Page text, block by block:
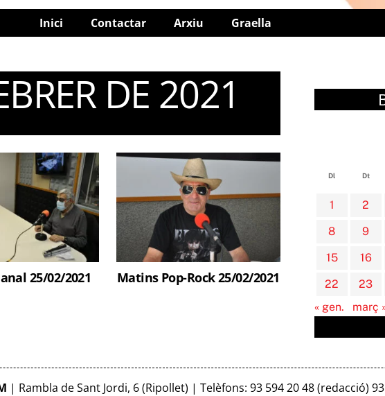
Inici Contactar Arxiu Graella
DE 2021
25/02/2021 Matins Pop-Rock 25/02/2021
Dl Dt
1 2
8
9
15
16
22
23
« gen.
març
| Rambla de Sant Jordi, 6 (Ripollet) | Telèfons: 93 594 20 48 (redacció)